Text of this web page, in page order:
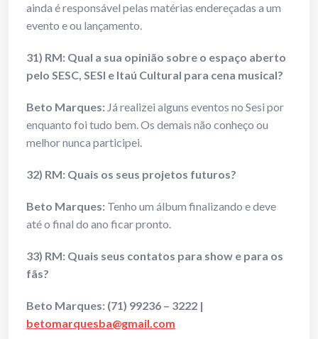
ainda é responsável pelas matérias endereçadas a um
evento e ou lançamento.
31) RM: Qual a sua opinião sobre o espaço aberto
pelo SESC, SESI e Itaú Cultural para cena musical?
Beto Marques: Já realizei alguns eventos no Sesi por
enquanto foi tudo bem. Os demais não conheço ou
melhor nunca participei.
32) RM: Quais os seus projetos futuros?
Beto Marques: Tenho um álbum finalizando e deve
até o final do ano ficar pronto.
33) RM: Quais seus contatos para show e para os
fãs?
Beto Marques: (71) 99236 – 3222 |
betomarquesba@gmail.com